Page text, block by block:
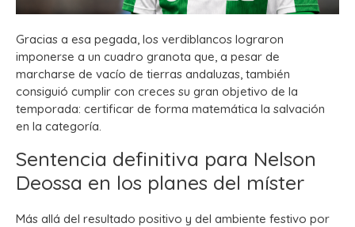
Gracias a esa pegada, los verdiblancos lograron
imponerse a un cuadro granota que, a pesar de
marcharse de vacío de tierras andaluzas, también
consiguió cumplir con creces su gran objetivo de la
temporada: certificar de forma matemática la salvación
en la categoría.
Sentencia definitiva para Nelson
Deossa en los planes del míster
Más allá del resultado positivo y del ambiente festivo por